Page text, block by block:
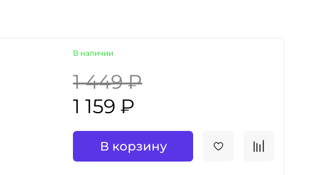
В наличии
1 449 ₽
1 159 ₽
В корзину